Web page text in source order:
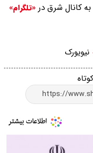
کانال شرق در «تلگرام»
نیویورک